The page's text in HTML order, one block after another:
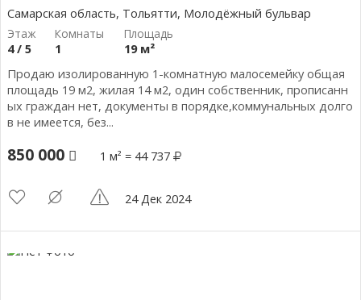
Самарская область, Тольятти, Молодёжный бульвар
4 / 5 1
19 м²
Продаю изолированную 1-комнатную малосемейку общая
площадь 19 м2, жилая 14 м2, один собственник, прописанн
ых граждан нет, документы в порядке,коммунальных долго
в не имеется, без...
850 000 1 м² = 44 737
24 Дек 2024